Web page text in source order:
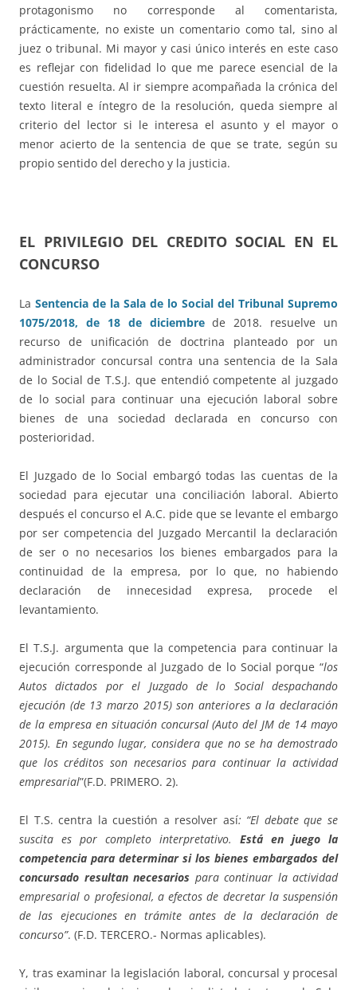
protagonismo no corresponde al comentarista,
prácticamente, no existe un comentario como tal, sino al
juez o tribunal. Mi mayor y casi único interés en este caso
es reflejar con fidelidad lo que me parece esencial de la
cuestión resuelta. Al ir siempre acompañada la crónica del
texto literal e íntegro de la resolución, queda siempre al
criterio del lector si le interesa el asunto y el mayor o
menor acierto de la sentencia de que se trate, según su
propio sentido del derecho y la justicia.
EL PRIVILEGIO DEL CREDITO SOCIAL EN EL
CONCURSO
La Sentencia de la Sala de lo Social del Tribunal Supremo
1075/2018, de 18 de diciembrede 2018. resuelve un
recurso de unificación de doctrina planteado por un
administrador concursal contra una sentencia de la Sala
de lo Social de T.S.J. que entendió competente al juzgado
de lo social para continuar una ejecución laboral sobre
bienes de una sociedad declarada en concurso con
posterioridad.
El Juzgado de lo Social embargó todas las cuentas de la
sociedad para ejecutar una conciliación laboral. Abierto
después el concurso el A.C. pide que se levante el embargo
por ser competencia del Juzgado Mercantil la declaración
de ser o no necesarios los bienes embargados para la
continuidad de la empresa, por lo que, no habiendo
declaración de innecesidad expresa, procede el
levantamiento.
El T.S.J. argumenta que la competencia para continuar la
ejecución corresponde al Juzgado de lo Social porque “los
Autos dictados por el Juzgado de lo Social despachando
ejecución (de 13 marzo 2015) son anteriores a la declaración
de la empresa en situación concursal (Auto del JM de 14 mayo
2015). En segundo lugar, considera que no se ha demostrado
que los créditos son necesarios para continuar la actividad
empresarial”(F.D. PRIMERO. 2).
El T.S. centra la cuestión a resolver así: “El debate que se
suscita es por completo interpretativo. Está en juego la
competencia para determinar si los bienes embargados del
concursado resultan necesarios para continuar la actividad
empresarial o profesional, a efectos de decretar la suspensión
de las ejecuciones en trámite antes de la declaración de
concurso”. (F.D. TERCERO.- Normas aplicables).
Y, tras examinar la legislación laboral, concursal y procesal